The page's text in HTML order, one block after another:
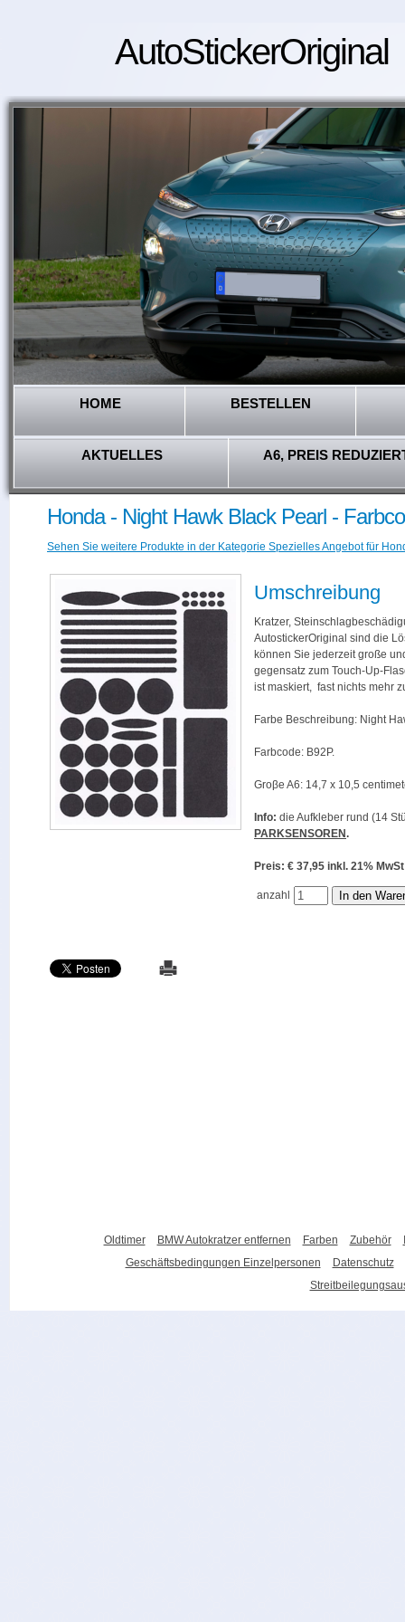
AutoStickerOriginal
HOME BESTELLEN
AKTUELLES A6, PREIS
Honda - Night Hawk Black Pearl -
Sehen Sie weitere Produkte in der Kategorie Spezielles Angebot für
Umschreibung
Kratzer,
AutostickerOriginal sind die
können Sie jederzeit große
gegensatz zum Touch-Up-
ist maskiert, fast nichts mehr
Farbe Beschreibung: Night
Farbcode: B92P.
Groβe A6: 14,7 x 10,5
Info: die Aufkleber rund (14
PARKSENSOREN.
Preis: € 37,95 inkl. 21%
anzahl
Oldtimer BMW Autokratzer entfernen Farben Zubehör
Geschäftsbedingungen Einzelpersonen
Datenschutz